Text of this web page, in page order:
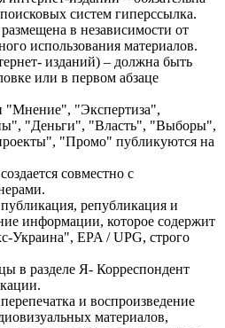
систем гиперссылка.
в независимости от
использования материалов.
изданий) – должна быть
или в первом абзаце
"Мнение", "Экспертиза",
"Деньги", "Власть", "Выборы",
"Промо" публикуются на
совместно с
републикация и
информации, которое содержит
Украина", EPA / UPG, строго
в разделе Я- Корреспондент
и воспроизведение
материалов,